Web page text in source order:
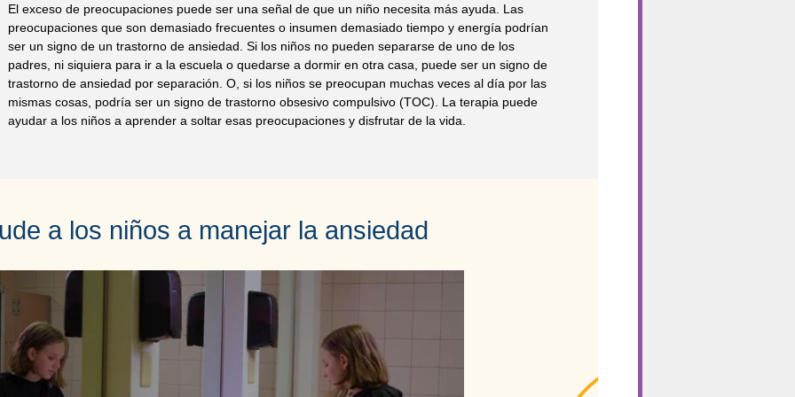
El exceso de preocupaciones puede ser una señal de que un niño necesita más ayuda. Las
preocupaciones que son demasiado frecuentes o insumen demasiado tiempo y energía podrían
ser un signo de un trastorno de ansiedad. Si los niños no pueden separarse de uno de los
padres, ni siquiera para ir a la escuela o quedarse a dormir en otra casa, puede ser un signo de
trastorno de ansiedad por separación. O, si los niños se preocupan muchas veces al día por las
mismas cosas, podría ser un signo de trastorno obsesivo compulsivo (TOC). La terapia puede
ayudar a los niños a aprender a soltar esas preocupaciones y disfrutar de la vida.
a los niños a manejar la ansiedad